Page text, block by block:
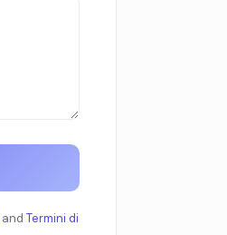
andTermini di